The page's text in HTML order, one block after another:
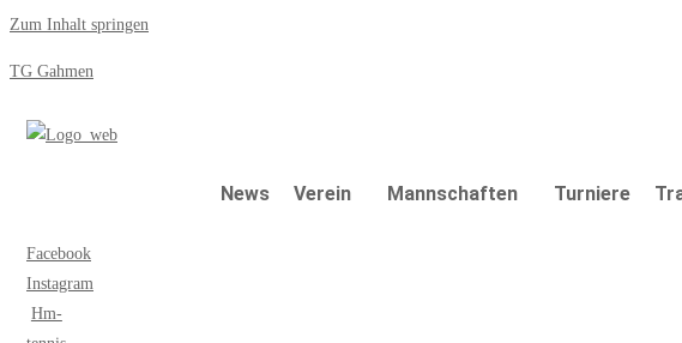
Zum Inhalt springen
TG Gahmen
News Verein Mannschaften Turniere
Facebook
Instagram
Hm-